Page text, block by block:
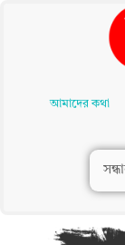
Contentআমাদের কথা